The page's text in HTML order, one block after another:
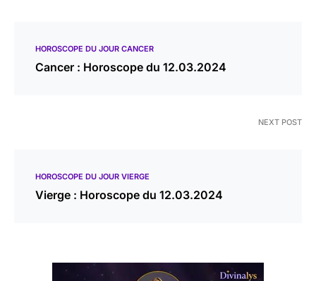
HOROSCOPE DU JOUR CANCER
Cancer : Horoscope du 12.03.2024
NEXT POST
HOROSCOPE DU JOUR VIERGE
Vierge : Horoscope du 12.03.2024